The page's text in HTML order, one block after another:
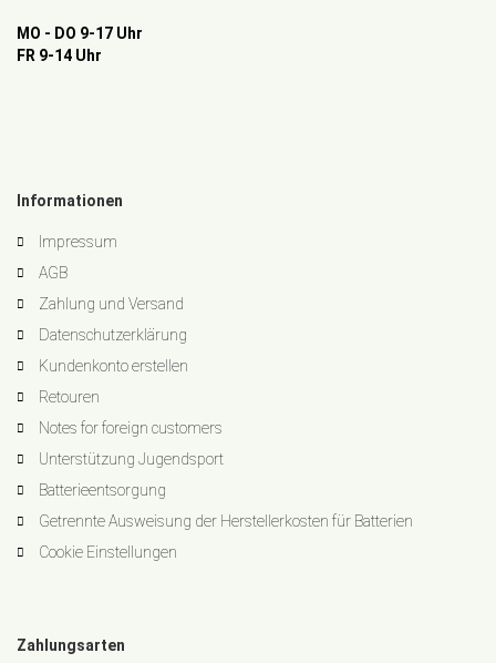
MO - DO 9-17 Uhr
FR 9-14 Uhr
Informationen
Impressum
AGB
Zahlung und Versand
Datenschutzerklärung
Kundenkonto erstellen
Retouren
Notes for foreign customers
Unterstützung Jugendsport
Batterieentsorgung
Getrennte Ausweisung der Herstellerkosten für Batterien
Cookie Einstellungen
Zahlungsarten